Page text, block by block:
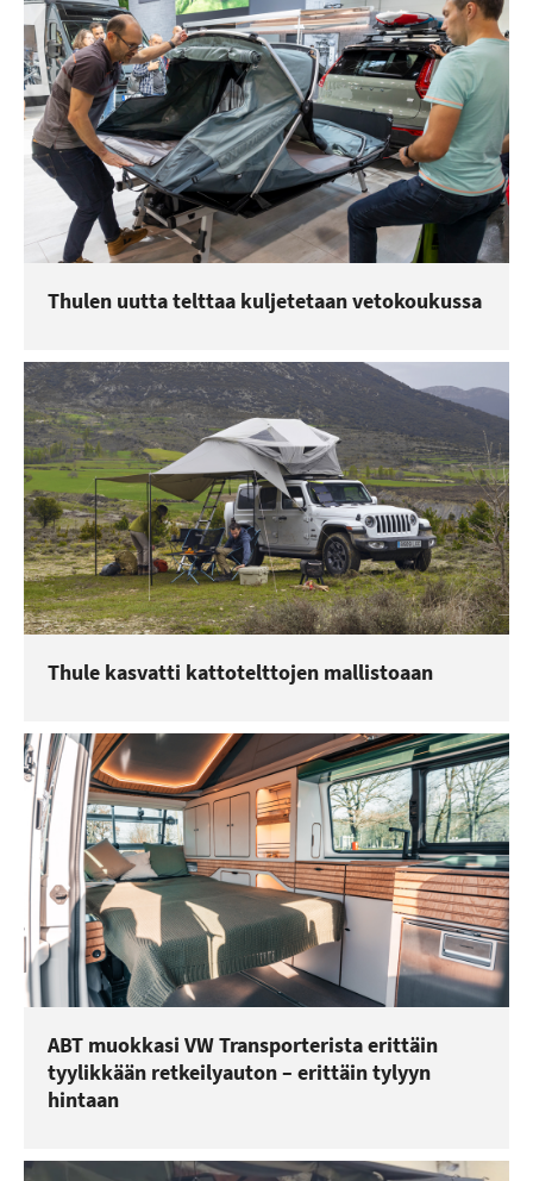
Thulen uutta telttaa kuljetetaan vetokoukussa
Thule kasvatti kattotelttojen mallistoaan
ABT muokkasi VW Transporterista erittäin
tyylikkään retkeilyauton – erittäin tylyyn
hintaan